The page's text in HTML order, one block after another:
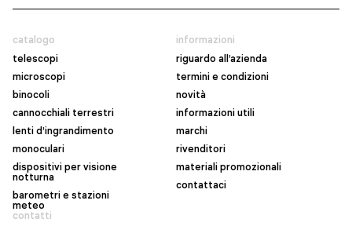
catalogo
telescopi
microscopi
binocoli
cannocchiali terrestri
lenti d’ingrandimento
monoculari
dispositivi per visione
notturna
barometri e stazioni
meteo
informazioni
riguardo all’azienda
termini e condizioni
novità
informazioni utili
marchi
rivenditori
materiali promozionali
contattaci
contatti